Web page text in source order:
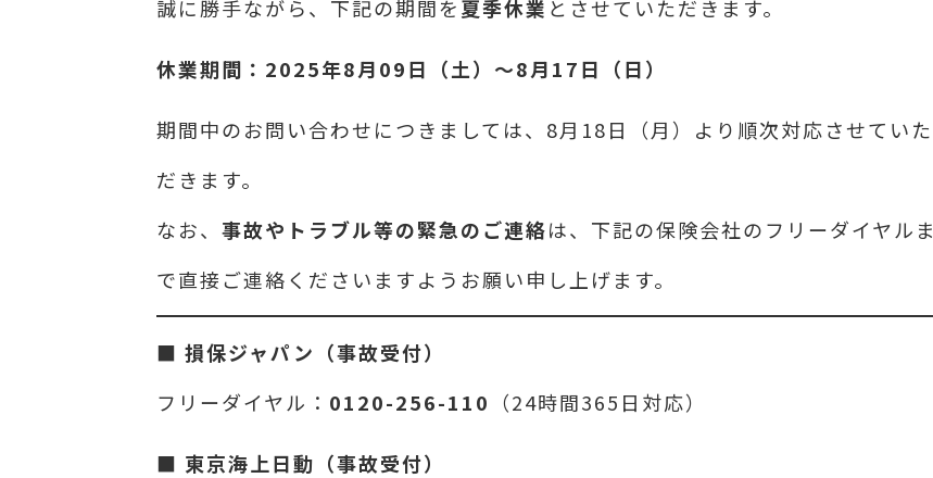
誠に勝手ながら、下記の期間を夏季休業 とさせていただきます。
休業期間：2025年8月09日（土）～8月17日（日）
期間中のお問い合わせにつきましては、8月18日（月）より順次対応させていた
だきます。
なお、事故やトラブル等の緊急のご連絡は、下記の保険会社のフリーダイヤルま
で直接ご連絡くださいますようお願い申し上げます。
■損保ジャパン（事故受付）
フリーダイヤル： 0120-256-110 （24時間365日対応）
■ 東京海上日動（事故受付）